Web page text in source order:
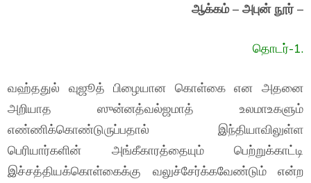
ஆக்கம் – அபுன் நூர் –
தொடர்-1.
வஹ்ததுல் வுஜூத் பிழையான கொள்கை என அதனை
அறியாத ஸுன்னத்வல்ஜமாத் உலமாஉகளும்
எண்ணிக்கொண்டுருப்பதால் இந்தியாவிலுள்ள
பெரியார்களின் அங்கீகாரத்தையும் பெற்றுக்காட்டி
இச்சத்தியக்கொள்கைக்கு வலுச்சேர்க்கவேண்டும் என்ற